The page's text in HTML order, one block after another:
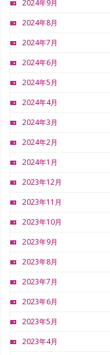
2024年9月
2024年8月
2024年7月
2024年6月
2024年5月
2024年4月
2024年3月
2024年2月
2024年1月
2023年12月
2023年11月
2023年10月
2023年9月
2023年8月
2023年7月
2023年6月
2023年5月
2023年4月